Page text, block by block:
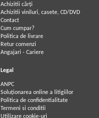
Achizitii cărți
Achizitii viniluri, casete, CD/DVD
Contact
Cum cumpar?
Politica de livrare
Retur comenzi
Angajari - Cariere
Legal
ANPC
Soluționarea online a litigiilor
Politica de confidentialitate
Termeni si conditii
Utilizare cookie-uri